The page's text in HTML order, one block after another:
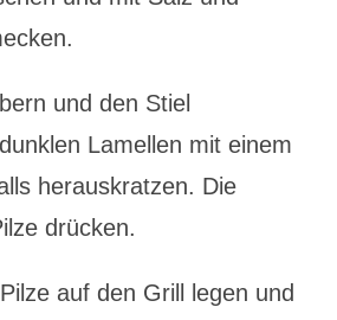
und den Stiel
Lamellen mit einem
herauskratzen. Die
drücken.
auf den Grill legen und